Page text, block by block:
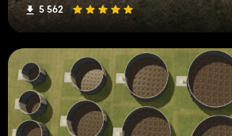
5 562